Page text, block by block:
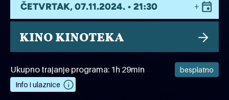
ČETVRTAK, 07.11.2024. • 21:30
KINO KINOTEKA
Ukupno trajanje programa: 1h 29min
besplatno
Info i ulaznice